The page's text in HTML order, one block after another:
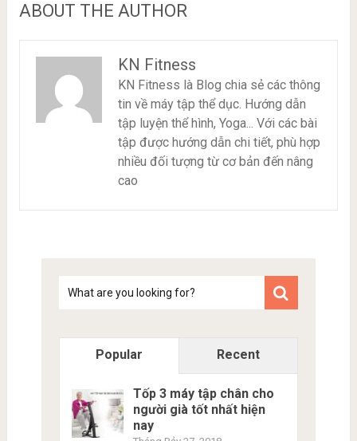
ABOUT THE AUTHOR
KN Fitness
KN Fitness là Blog chia sẻ các thông
tin về máy tập thể dục. Hướng dẫn
tập luyện thể hình, Yoga... Với các bài
tập được hướng dẫn chi tiết, phù hợp
nhiều đối tượng từ cơ bản đến nâng
cao
kiem
Popular Recent
Tốp 3 máy tập chân cho
người già tốt nhất hiện
nay